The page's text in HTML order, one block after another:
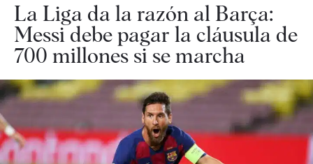
La Liga da la razón al Barça:
Messi debe pagar la cláusula de
700 millones si se marcha